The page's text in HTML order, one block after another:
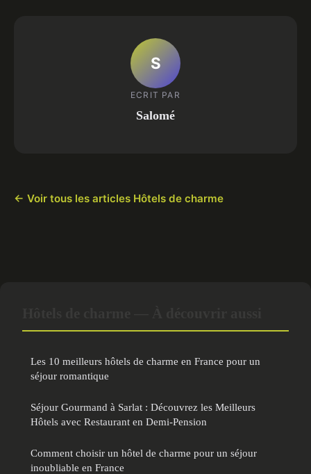
S
ECRIT PAR
Salomé
← Voir tous les articles Hôtels de charme
Les 10 meilleurs hôtels de charme en France pour un
séjour romantique
Séjour Gourmand à Sarlat : Découvrez les Meilleurs
Hôtels avec Restaurant en Demi-Pension
Comment choisir un hôtel de charme pour un séjour
inoubliable en France